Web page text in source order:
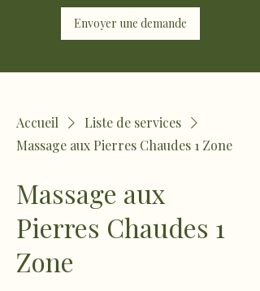
Envoyer une demande
Accueil
Liste de services
Massage aux Pierres Chaudes 1 Zone
Massage aux
Pierres Chaudes 1
Zone